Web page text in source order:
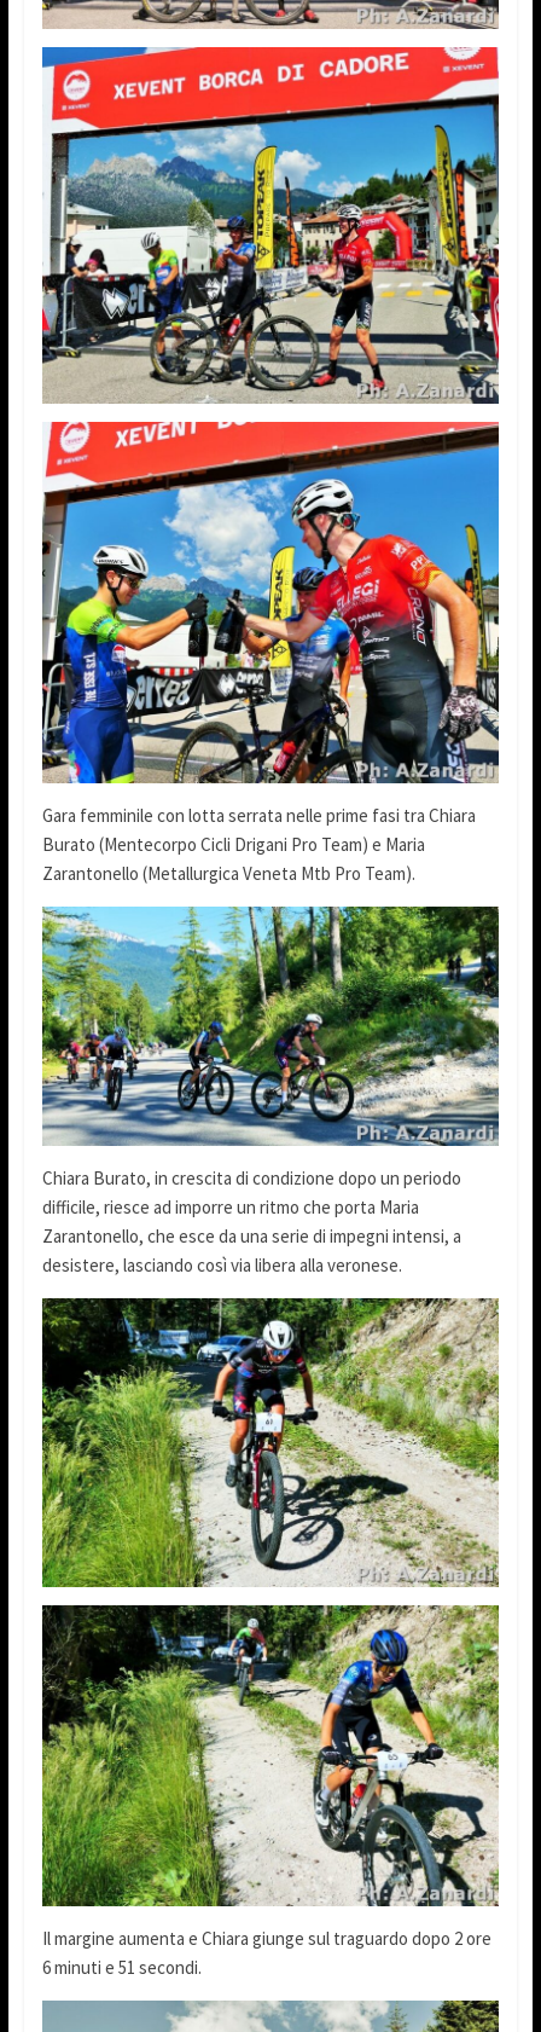
Gara femminile con lotta serrata nelle prime fasi tra Chiara
Burato (Mentecorpo Cicli Drigani Pro Team) e Maria
Zarantonello (Metallurgica Veneta Mtb Pro Team).
Chiara Burato, in crescita di condizione dopo un periodo
difficile, riesce ad imporre un ritmo che porta Maria
Zarantonello, che esce da una serie di impegni intensi, a
desistere, lasciando così via libera alla veronese.
Il margine aumenta e Chiara giunge sul traguardo dopo 2 ore
6 minuti e 51 secondi.